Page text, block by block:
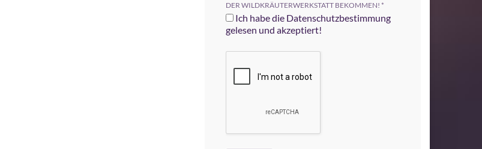
DER WILDKRÄUTERWERKSTATT BEKOMMEN! *
Ich habe die Datenschutzbestimmung
gelesen und akzeptiert!